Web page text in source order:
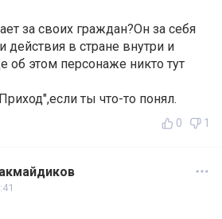
за своих граждан?Он за себя
действия в стране внутри и
об этом персонаже никто тут
ты что-то понял.
0 1